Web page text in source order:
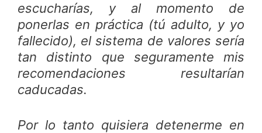
escucharías, y al momento de
ponerlas en práctica (tú adulto, y yo
fallecido), el sistema de valores sería
tan distinto que seguramente mis
recomendaciones resultarían
caducadas.
Por lo tanto quisiera detenerme en